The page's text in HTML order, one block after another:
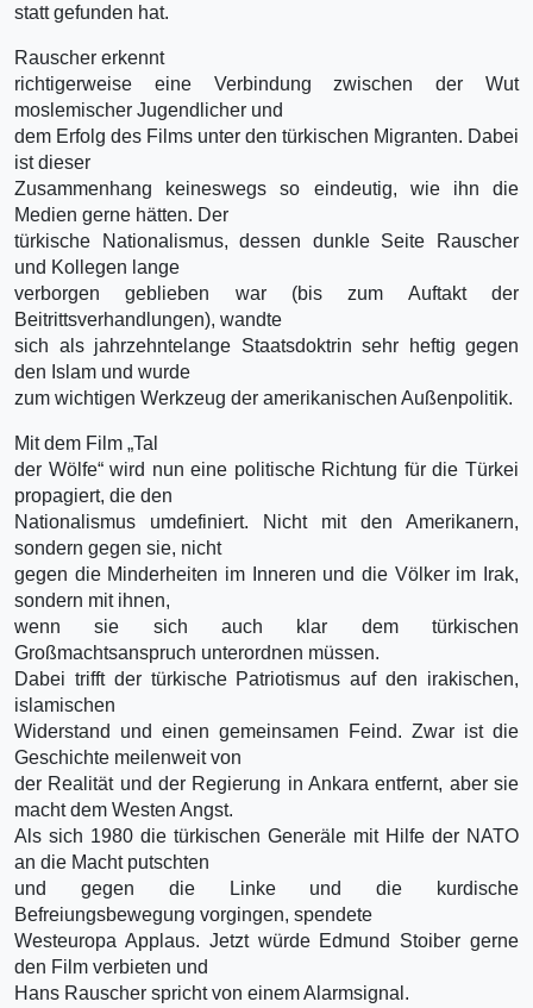
statt gefunden hat.
Rauscher erkennt
richtigerweise eine Verbindung zwischen der Wut
moslemischer Jugendlicher und
dem Erfolg des Films unter den türkischen Migranten. Dabei
ist dieser
Zusammenhang keineswegs so eindeutig, wie ihn die
Medien gerne hätten. Der
türkische Nationalismus, dessen dunkle Seite Rauscher
und Kollegen lange
verborgen geblieben war (bis zum Auftakt der
Beitrittsverhandlungen), wandte
sich als jahrzehntelange Staatsdoktrin sehr heftig gegen
den Islam und wurde
zum wichtigen Werkzeug der amerikanischen Außenpolitik.
Mit dem Film „Tal
der Wölfe“ wird nun eine politische Richtung für die Türkei
propagiert, die den
Nationalismus umdefiniert. Nicht mit den Amerikanern,
sondern gegen sie, nicht
gegen die Minderheiten im Inneren und die Völker im Irak,
sondern mit ihnen,
wenn sie sich auch klar dem türkischen
Großmachtsanspruch unterordnen müssen.
Dabei trifft der türkische Patriotismus auf den irakischen,
islamischen
Widerstand und einen gemeinsamen Feind. Zwar ist die
Geschichte meilenweit von
der Realität und der Regierung in Ankara entfernt, aber sie
macht dem Westen Angst.
Als sich 1980 die türkischen Generäle mit Hilfe der NATO
an die Macht putschten
und gegen die Linke und die kurdische
Befreiungsbewegung vorgingen, spendete
Westeuropa Applaus. Jetzt würde Edmund Stoiber gerne
den Film verbieten und
Hans Rauscher spricht von einem Alarmsignal.